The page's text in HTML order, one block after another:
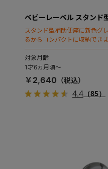
ベビーレーベル スタンド
スタンド型補助便座に新色グ
るからコンパクトに収納でき
対象月齢
1才6カ月頃～
￥2,640
4.4 （85）